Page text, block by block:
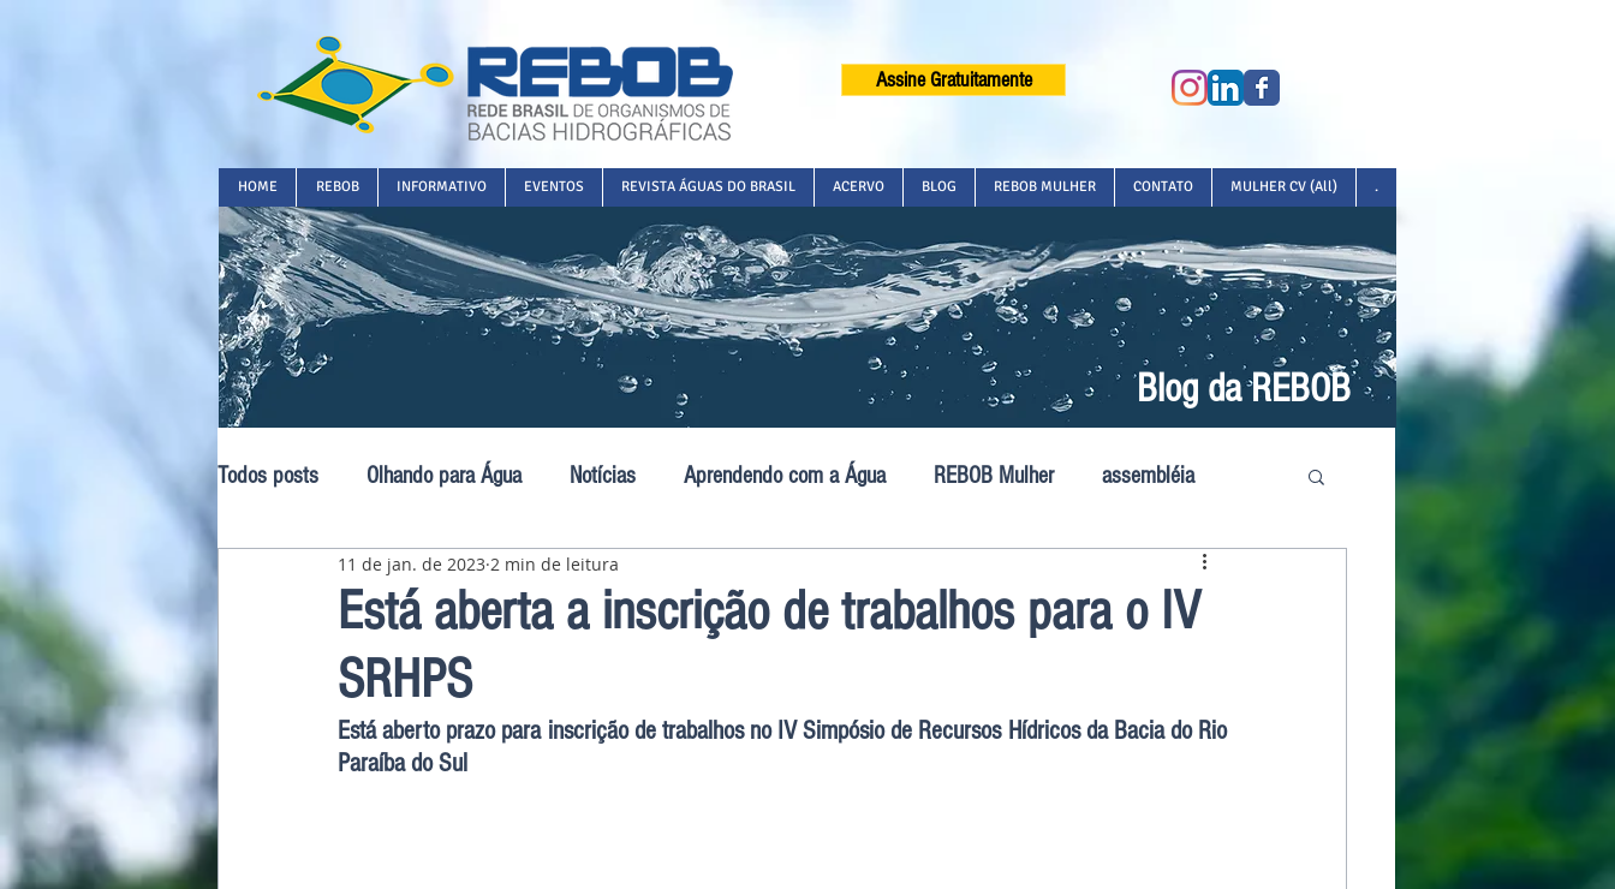
Assine Gratuitamente
HOME REBOB INFORMATIVO EVENTOS REVISTA ÁGUAS DO BRASIL ACERVO BLOG REBOB MULHER CONTATO MULHER CV (All) .
Blog da REBOB
Todos posts Olhando para Água Notícias Aprendendo com a Água REBOB Mulher assembléia
Pavilhão Latino-Americano
Está aberta a inscrição de trabalhos para o IV
SRHPS
11 de jan. de 2023 2 min de leitura
Está aberto prazo para inscrição de trabalhos no IV Simpósio de Recursos Hídricos da Bacia do Rio
Paraíba do Sul